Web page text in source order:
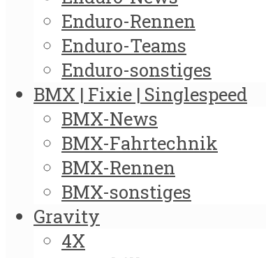
Enduro-Rennen
Enduro-Teams
Enduro-sonstiges
BMX | Fixie | Singlespeed
BMX-News
BMX-Fahrtechnik
BMX-Rennen
BMX-sonstiges
Gravity
4X